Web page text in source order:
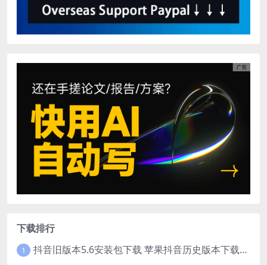
下载排行
1 抖音旧版本5.6安装包下载 苹果抖音历史版本下载安装 ios抖音老旧版本大全 抖音5.6.0历史官方版安装下载